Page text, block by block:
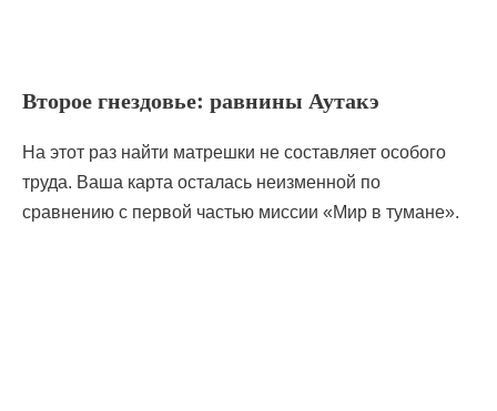
Второе гнездовье: равнины Аутакэ
На этот раз найти матрешки не составляет особого
труда. Ваша карта осталась неизменной по
сравнению с первой частью миссии «Мир в тумане».